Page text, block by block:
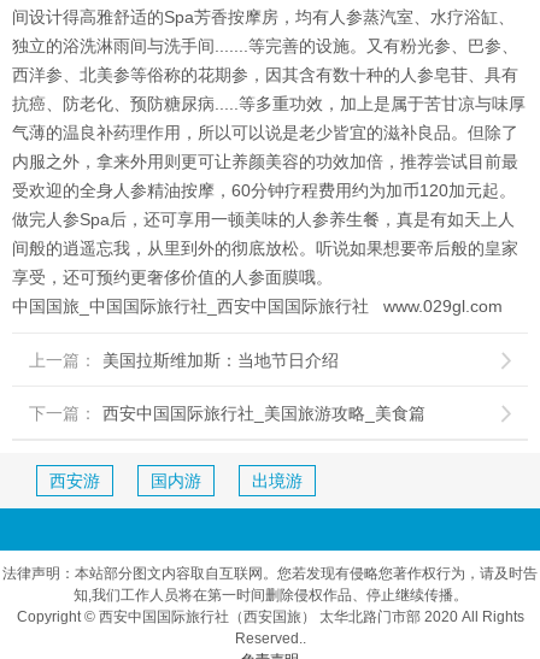
间设计得高雅舒适的Spa芳香按摩房，均有人参蒸汽室、水疗浴缸、
独立的浴洗淋雨间与洗手间.......等完善的设施。又有粉光参、巴参、
西洋参、北美参等俗称的花期参，因其含有数十种的人参皂苷、具有
抗癌、防老化、预防糖尿病.....等多重功效，加上是属于苦甘凉与味厚
气薄的温良补药理作用，所以可以说是老少皆宜的滋补良品。但除了
内服之外，拿来外用则更可让养颜美容的功效加倍，推荐尝试目前最
受欢迎的全身人参精油按摩，60分钟疗程费用约为加币120加元起。
做完人参Spa后，还可享用一顿美味的人参养生餐，真是有如天上人
间般的逍遥忘我，从里到外的彻底放松。听说如果想要帝后般的皇家
享受，还可预约更奢侈价值的人参面膜哦。
中国国旅_中国国际旅行社_西安中国国际旅行社 www.029gl.com
上一篇： 美国拉斯维加斯：当地节日介绍 
下一篇： 西安中国国际旅行社_美国旅游攻略_美食篇 
西安游 国内游 出境游
法律声明：本站部分图文内容取自互联网。您若发现有侵略您著作权行为，请及时告
知,我们工作人员将在第一时间删除侵权作品、停止继续传播。
Copyright © 西安中国国际旅行社（西安国旅） 太华北路门市部 2020 All Rights
Reserved..